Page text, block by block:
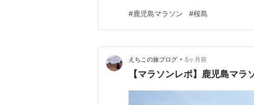
物預けからスタートも徒歩7分ほど。
ズでスタート近くのトイレも女子はそ
#鹿児島マラソン #桜島
えちこの旅ブログ • 5ヶ月前
【マラソンレポ】鹿児島マラ